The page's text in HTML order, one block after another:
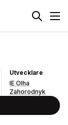
Utvecklare
IE Olha
Zahorodnyk